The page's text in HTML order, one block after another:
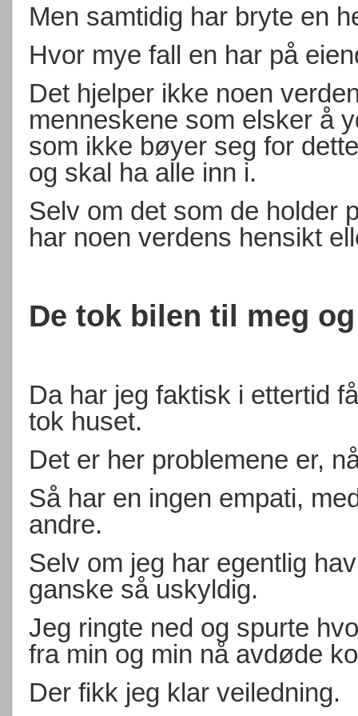
Men samtidig har bryte en
Hvor mye fall en har på
Det hjelper ikke noen
menneskene som elsker å
som ikke bøyer seg for
og skal ha alle inn i.
Selv om det som de holder
har noen verdens hensikt
De tok bilen til meg
Da har jeg faktisk i ettertid
tok huset.
Det er her problemene er,
Så har en ingen empati,
andre.
Selv om jeg har egentlig
ganske så uskyldig.
Jeg ringte ned og spurte
fra min og min nå avdøde
Der fikk jeg klar veiledning.